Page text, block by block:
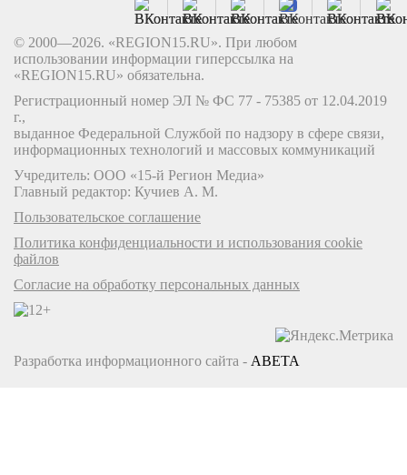
© 2000—2026. «REGION15.RU». При любом
использовании информации гиперссылка на
«REGION15.RU» обязательна.
Регистрационный номер ЭЛ № ФС 77 - 75385 от 12.04.2019
г.,
выданное Федеральной Службой по надзору в сфере связи,
информационных технологий и массовых коммуникаций
Учредитель: ООО «15-й Регион Медиа»
Главный редактор: Кучиев А. М.
Пользовательское соглашение
Политика конфиденциальности и использования cookie
файлов
Согласие на обработку персональных данных
Разработка информационного сайта - ABETA